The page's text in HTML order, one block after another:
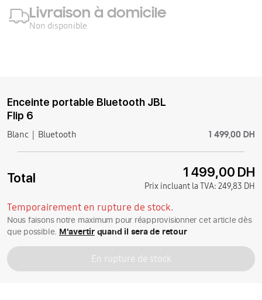
Livraison à domicile
Non disponible
Enceinte portable Bluetooth JBL
Flip 6
Blanc Bluetooth 1 499,00 DH
Total 1 499,00 DH
Prix incluant la TVA: 249,83 DH
Temporairement en rupture de stock.
Nous faisons notre maximum pour réapprovisionner cet article dès
que possible. M'avertirquand il sera de retour
En rupture de stock